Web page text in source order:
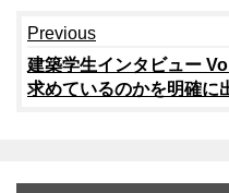
Continue
Reading
Previous
建築学生インタビュー
求めているのかを明確に